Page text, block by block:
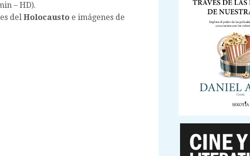
– HD).
del Holocausto e imágenes de